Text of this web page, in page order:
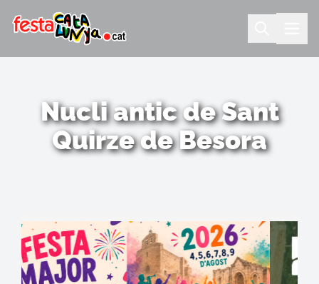
Nucli antic de Sant
Quirze de Besora